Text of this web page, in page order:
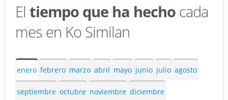
El tiempo que ha hecho cada
mes en Ko Similan
enero febrero marzo abril mayo junio julio agosto
septiembre octubre noviembre diciembre